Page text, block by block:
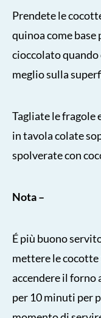
Prendete le
quinoa come
cioccolato
meglio sulla
Tagliate le fragole
in tavola colate
spolverate con
Nota –
É più buono
mettere le cocotte
accendere il forno
per 10 minuti per